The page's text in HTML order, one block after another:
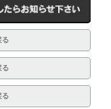
る
る
る